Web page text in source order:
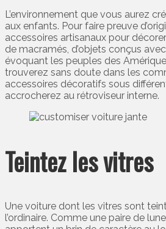
L’environnement que vous aurez
aux enfants. Pour faire preuve
accessoires artisanaux pour décorer
de macramés, d’objets conçus
évoquant les peuples des
trouverez sans doute dans les
accessoires décoratifs sous
accrocherez au rétroviseur interne.
Teintez les vitres
Une voiture dont les vitres sont
l’ordinaire. Comme une paire de